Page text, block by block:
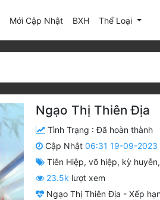
Mới Cập Nhật(current)
BXH Thể Loại
Ngạo Thị Thiên Địa
Tình Trạng :Đã hoàn thành
Cập Nhật 06:31 19-09-2023
Tiên Hiệp, võ hiệp, kỳ huyễn,
23.5k lượt xem
Ngạo Thị Thiên Địa - Xếp